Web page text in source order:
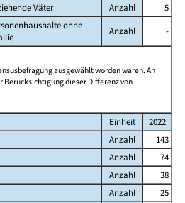
Väter
Anzahl
5
ohne
Anzahl
-
ausgewählt worden waren. An
dieser Differenz von
Einheit
2022
Anzahl
143
Anzahl
74
Anzahl
38
Anzahl
25